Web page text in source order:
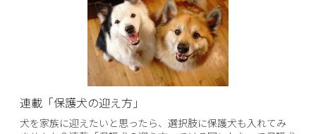
連載「保護犬の迎え方」
犬を家族に迎えたいと思ったら、選択肢に保護犬も入れてみ